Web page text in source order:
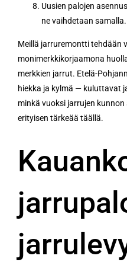
Uusien palojen
ne vaihdetaan samalla.
Meillä jarruremontti tehdään
monimerkkikorjaamona
merkkien jarrut. Etelä-
hiekka ja kylmä — kuluttavat
minkä vuoksi jarrujen
erityisen tärkeää täällä.